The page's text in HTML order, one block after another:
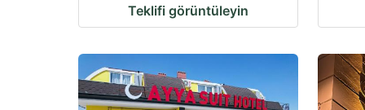
Teklifi görüntüleyin